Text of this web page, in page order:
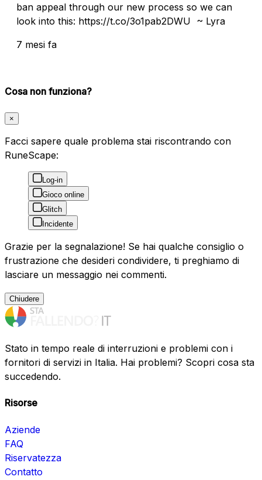
ban appeal through our new process so we can
look into this: https://t.co/3o1pab2DWU ~ Lyra
7 mesi fa
Cosa non funziona?
×
Facci sapere quale problema stai riscontrando con
RuneScape:
Log-in
Gioco online
Glitch
Incidente
Grazie per la segnalazione! Se hai qualche consiglio o
frustrazione che desideri condividere, ti preghiamo di
lasciare un messaggio nei commenti.
Chiudere
Stato in tempo reale di interruzioni e problemi con i
fornitori di servizi in Italia. Hai problemi? Scopri cosa sta
succedendo.
Risorse
Aziende
FAQ
Riservatezza
Contatto